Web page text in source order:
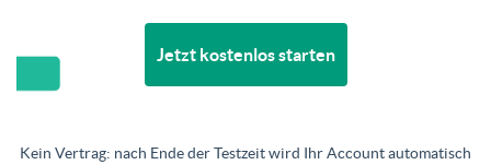
Jetzt kostenlos starten
Kein Vertrag: nach Ende der Testzeit wird Ihr Account automatisch